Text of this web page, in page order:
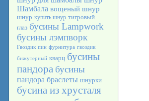
Шамбала вощеный шнур
шнур купить шнур тигровый
глаз бусины Lampwork
бусины лэмпворк
Гвоздик пин фурнитура гвоздик
бижутерный кварц бусины
пандора бусины
пандора браслеты шнурки
бусина из хрусталя